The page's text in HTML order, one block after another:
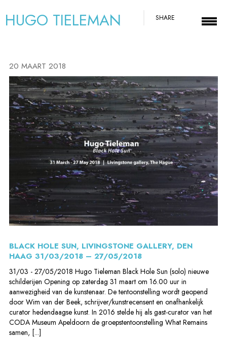
HUGO TIELEMAN SHARE
20 MAART 2018
BLACK HOLE SUN, LIVINGSTONE GALLERY, DEN
HAAG 31/03/2018 – 27/05/2018
31/03 - 27/05/2018 Hugo Tieleman Black Hole Sun (solo) nieuwe
schilderijen Opening op zaterdag 31 maart om 16.00 uur in
aanwezigheid van de kunstenaar. De tentoonstelling wordt geopend
door Wim van der Beek, schrijver/kunstrecensent en onafhankelijk
curator hedendaagse kunst. In 2016 stelde hij als gast-curator van het
CODA Museum Apeldoorn de groepstentoonstelling What Remains
samen, [...]